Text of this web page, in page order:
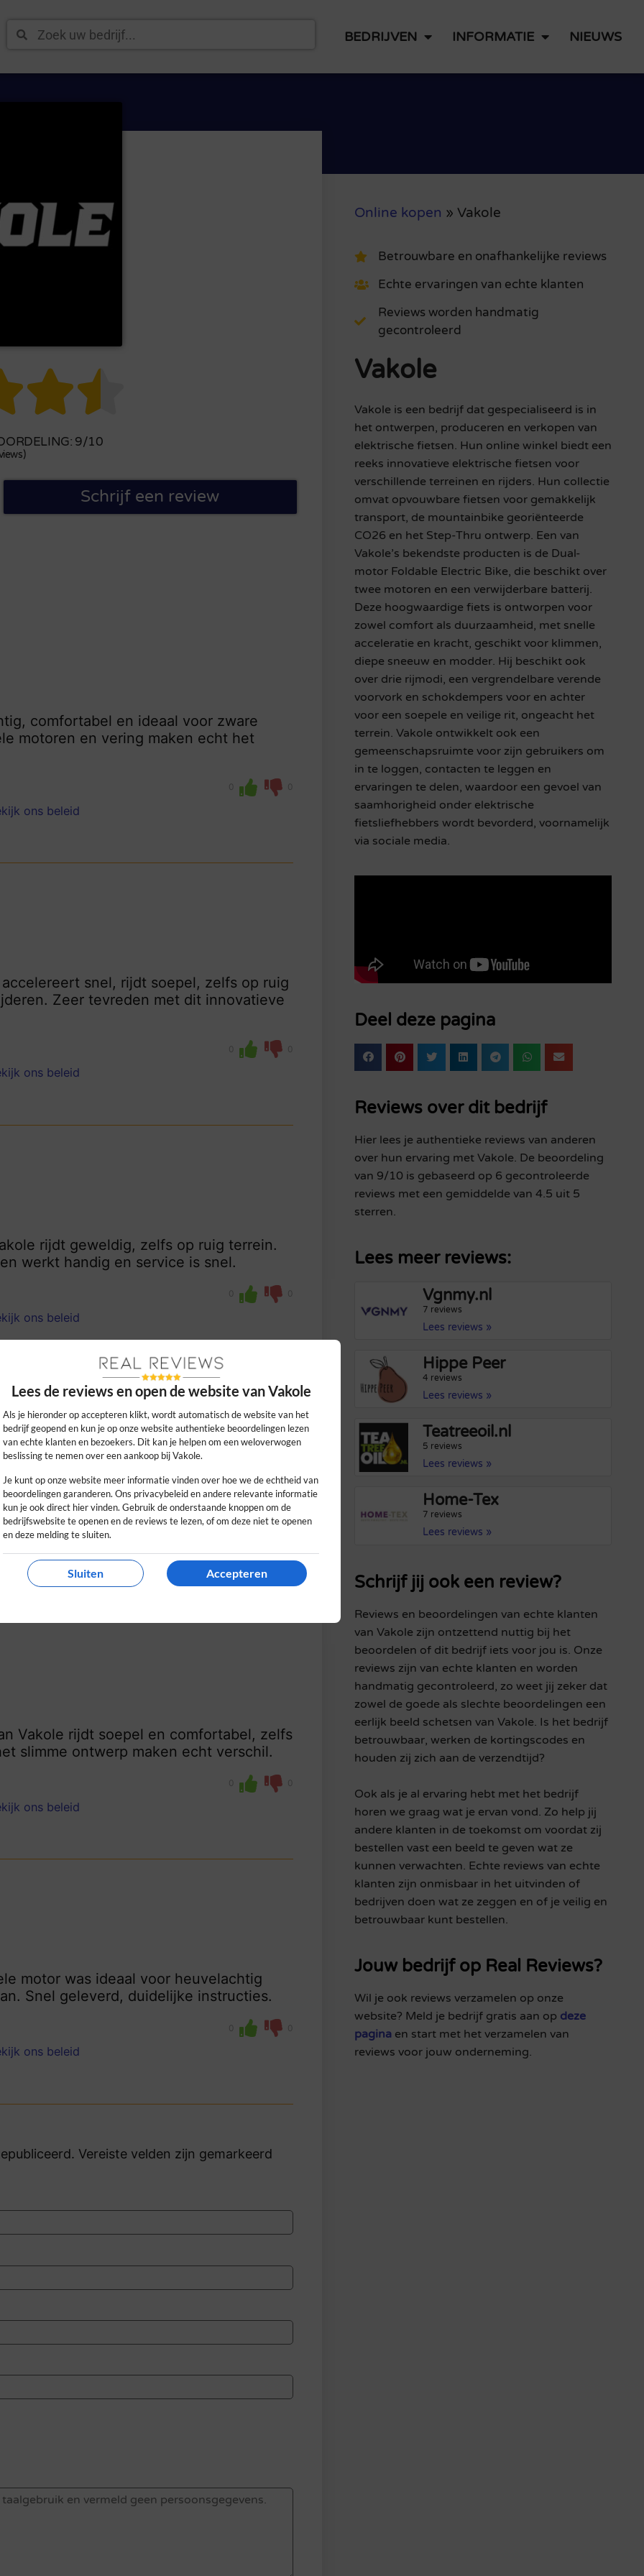
BEDRIJVEN INFORMATIE NIEUWS

9/10
Schrijf een review
comfortabel en ideaal voor zware
motoren en vering maken echt het
0 0
ons beleid
snel, rijdt soepel, zelfs op ruig
Zeer tevreden met dit innovatieve
0 0
ons beleid
rijdt geweldig, zelfs op ruig terrein.
werkt handig en service is snel.
0 0
ons beleid
en biedt veel kracht op elk
ritten.
ons beleid
Vakole rijdt soepel en comfortabel, zelfs
slimme ontwerp maken echt verschil.
0 0
ons beleid
motor was ideaal voor heuvelachtig
Snel geleverd, duidelijke instructies.
0 0
ons beleid
Vereiste velden zijn gemarkeerd
Online kopen » Vakole
Betrouwbare en onafhankelijke reviews
Echte ervaringen van echte klanten
Reviews worden handmatig
gecontroleerd
Vakole
Vakole is een bedrijf dat gespecialiseerd is in
het ontwerpen, produceren en verkopen van
elektrische fietsen. Hun online winkel biedt een
reeks innovatieve elektrische fietsen voor
verschillende terreinen en rijders. Hun collectie
omvat opvouwbare fietsen voor gemakkelijk
transport, de mountainbike georiënteerde
CO26 en het Step-Thru ontwerp. Een van
Vakole’s bekendste producten is de Dual-
motor Foldable Electric Bike, die beschikt over
twee motoren en een verwijderbare batterij.
Deze hoogwaardige fiets is ontworpen voor
zowel comfort als duurzaamheid, met snelle
acceleratie en kracht, geschikt voor klimmen,
diepe sneeuw en modder. Hij beschikt ook
over drie rijmodi, een vergrendelbare verende
voorvork en schokdempers voor en achter
voor een soepele en veilige rit, ongeacht het
terrein. Vakole ontwikkelt ook een
gemeenschapsruimte voor zijn gebruikers om
in te loggen, contacten te leggen en
ervaringen te delen, waardoor een gevoel van
saamhorigheid onder elektrische
fietsliefhebbers wordt bevorderd, voornamelijk
via sociale media.
Deel deze pagina
Reviews over dit bedrijf
Hier lees je authentieke reviews van anderen
over hun ervaring met Vakole. De beoordeling
van 9/10 is gebaseerd op 6 gecontroleerde
reviews met een gemiddelde van 4.5 uit 5
sterren.
Lees meer reviews:
Vgnmy.nl
7 reviews
Lees reviews »
Hippe Peer
4 reviews
Lees reviews »
Teatreeoil.nl
5 reviews
Lees reviews »
Home-Tex
7 reviews
Lees reviews »
Schrijf jij ook een review?
Reviews en beoordelingen van echte klanten
van Vakole zijn ontzettend nuttig bij het
beoordelen of dit bedrijf iets voor jou is. Onze
reviews zijn van echte klanten en worden
handmatig gecontroleerd, zo weet jij zeker dat
zowel de goede als slechte beoordelingen een
eerlijk beeld schetsen van Vakole. Is het bedrijf
betrouwbaar, werken de kortingscodes en
houden zij zich aan de verzendtijd?
Ook als je al ervaring hebt met het bedrijf
horen we graag wat je ervan vond. Zo help jij
andere klanten in de toekomst om voordat zij
bestellen vast een beeld te geven wat ze
kunnen verwachten. Echte reviews van echte
klanten zijn onmisbaar in het uitvinden of
bedrijven doen wat ze zeggen en of je veilig en
betrouwbaar kunt bestellen.
Jouw bedrijf op Real Reviews?
Wil je ook reviews verzamelen op onze
website? Meld je bedrijf gratis aan op deze
paginaen start met het verzamelen van
reviews voor jouw onderneming.
Lees de reviews en open de website van Vakole
Als je hieronder op accepteren klikt, wordt automatisch de website van het
bedrijf geopend en kun je op onze website authentieke beoordelingen lezen
van echte klanten en bezoekers. Dit kan je helpen om een weloverwogen
beslissing te nemen over een aankoop bij Vakole.
Je kunt op onze website meer informatie vinden over hoe we de echtheid van
beoordelingen garanderen. Ons privacybeleid en andere relevante informatie
kun je ook direct hier vinden. Gebruik de onderstaande knoppen om de
bedrijfswebsite te openen en de reviews te lezen, of om deze niet te openen
en deze melding te sluiten.
Sluiten Accepteren